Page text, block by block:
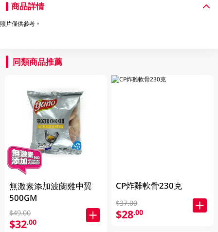
商品詳情
照片僅供參考。
同類商品推薦
無激素添加波蘭雞中翼
500GM
$49.00
$32.00
CP炸雞軟骨230克
$37.00
$28.00